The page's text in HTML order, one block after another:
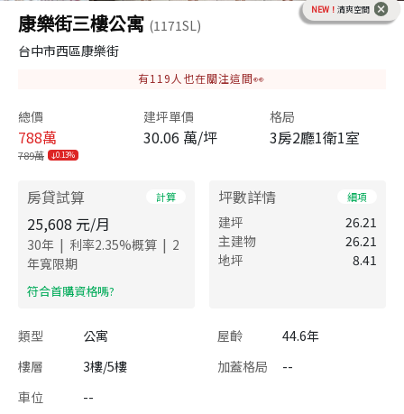
NEW！ 清爽空間
康樂街三樓公寓 (1171SL)
台中市西區康樂街
有119 人也在關注這間👀
總價
788萬
789萬 0.13%
建坪單價
30.06 萬/坪
格局
3房2廳1衛1室
房貸試算 計算
25,608 元/月
30年 | 利率2.35%概算 | 2
年寬限期
​符合首購資格嗎?
坪數詳情 細項
建坪
26.21
主建物
26.21
地坪
8.41
類型 公寓 屋齡
44.6年
樓層
3樓/5樓 加蓋格局
--
車位
--